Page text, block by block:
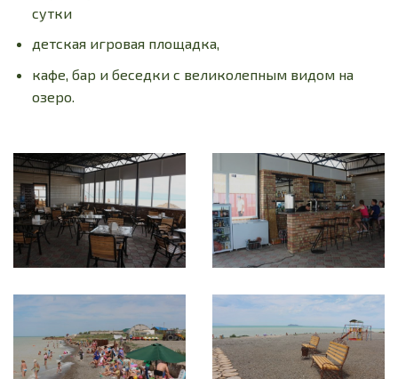
сутки
детская игровая площадка,
кафе, бар и беседки с великолепным видом на
озеро.